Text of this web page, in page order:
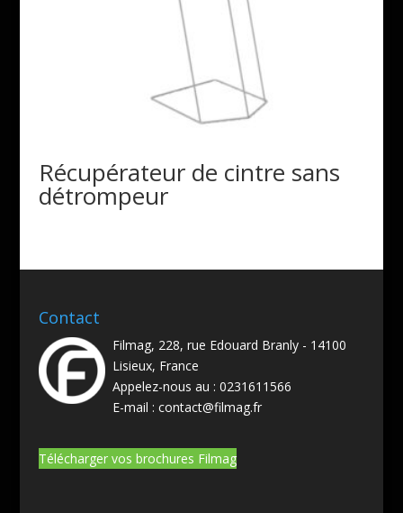
Récupérateur de cintre sans
détrompeur
Contact
Filmag, 228, rue Edouard Branly - 14100
Lisieux, France
Appelez-nous au : 0231611566
E-mail : contact@filmag.fr
Télécharger vos brochures Filmag